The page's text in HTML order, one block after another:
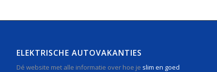
ELEKTRISCHE AUTOVAKANTIES
Dé website met alle informatie over hoe je slim en goed